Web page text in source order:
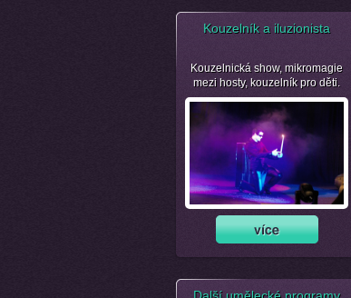
Kouzelník a iluzionista
Kouzelnická show, mikromagie
mezi hosty, kouzelník pro děti.